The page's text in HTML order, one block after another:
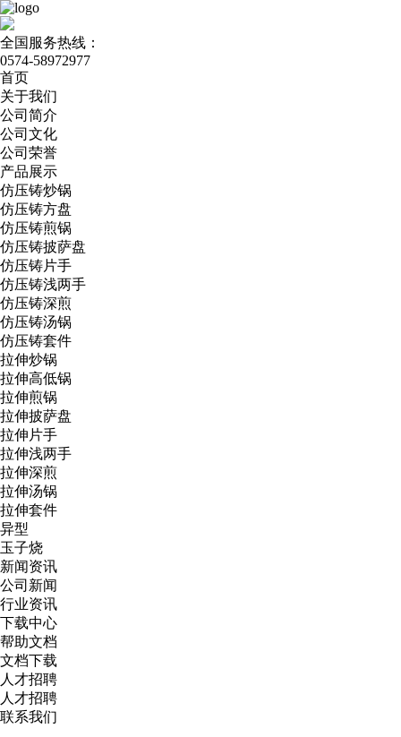
全国服务热线：
0574-58972977
首页
关于我们
公司简介
公司文化
公司荣誉
产品展示
仿压铸炒锅
仿压铸方盘
仿压铸煎锅
仿压铸披萨盘
仿压铸片手
仿压铸浅两手
仿压铸深煎
仿压铸汤锅
仿压铸套件
拉伸炒锅
拉伸高低锅
拉伸煎锅
拉伸披萨盘
拉伸片手
拉伸浅两手
拉伸深煎
拉伸汤锅
拉伸套件
异型
玉子烧
新闻资讯
公司新闻
行业资讯
下载中心
帮助文档
文档下载
人才招聘
人才招聘
联系我们